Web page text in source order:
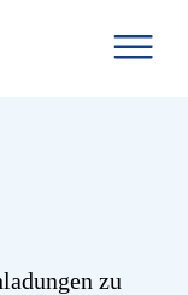
zu